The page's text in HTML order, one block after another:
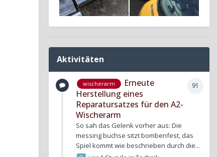
Aktivitäten
91
wischerarm
Erneute
Herstellung eines
Reparatursatzes für den A2-
Wischerarm
So sah das Gelenk vorher aus: Die
messing buchse sitzt bombenfest, das
Spiel kommt wie beschrieben durch die...